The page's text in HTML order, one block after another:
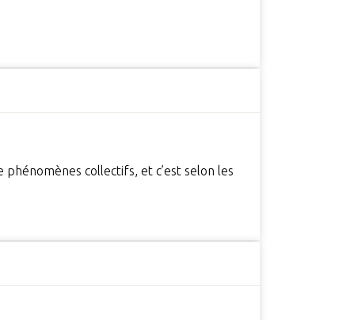
collectifs, et c’est selon les